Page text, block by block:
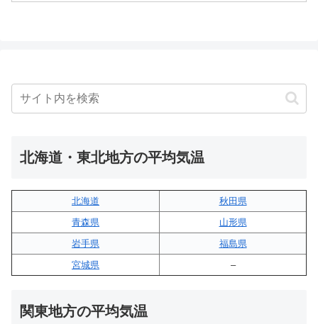
北海道・東北地方の平均気温
北海道
秋田県
青森県
山形県
岩手県
福島県
宮城県
–
関東地方の平均気温